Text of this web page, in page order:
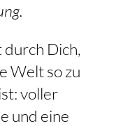
Dich,
Welt so zu
voller
und eine